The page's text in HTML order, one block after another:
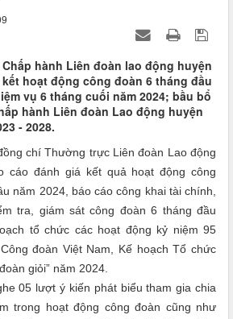
hành Liên đoàn lao động huyện
hoạt động công đoàn 6 tháng đầu
vụ 6 tháng cuối năm 2024; bầu bổ
hành Liên đoàn Lao động huyện
- 2028.
chí Thường trực Liên đoàn Lao động
cáo đánh giá kết quả hoạt động công
năm 2024, báo cáocông khai tài chính,
tra, giám sát công đoàn 6 tháng đầu
tổ chức các hoạt động kỷ niệm 95
đoàn Việt Nam, Kế hoạch Tổ chức
giỏi” năm 2024.
05 lượt ý kiến phát biểu tham gia chia
trong hoạt động công đoàn cũng như